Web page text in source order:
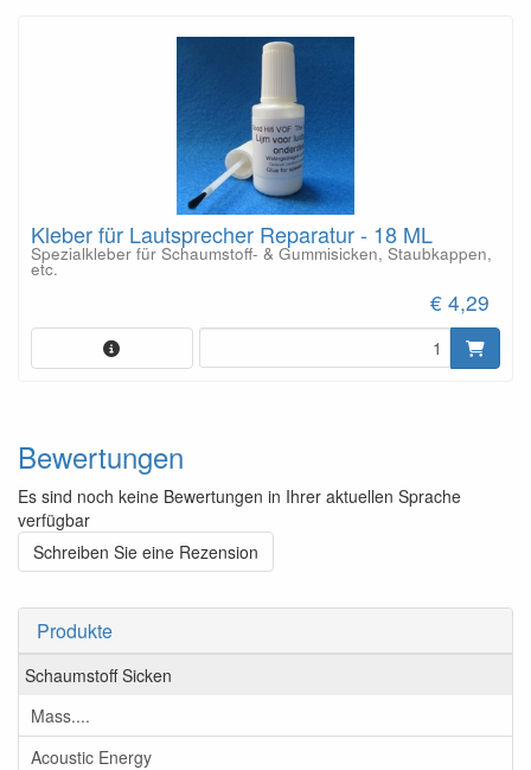
Produkte
Schaumstoff Sicken
Mass....
Acoustic Energy
Kleber für Lautsprecher Reparatur - 18 ML
Spezialkleber für Schaumstoff- & Gummisicken, Staubkappen,
etc.
€ 4,29
Bewertungen
Es sind noch keine Bewertungen in Ihrer aktuellen Sprache
verfügbar
Schreiben Sie eine Rezension